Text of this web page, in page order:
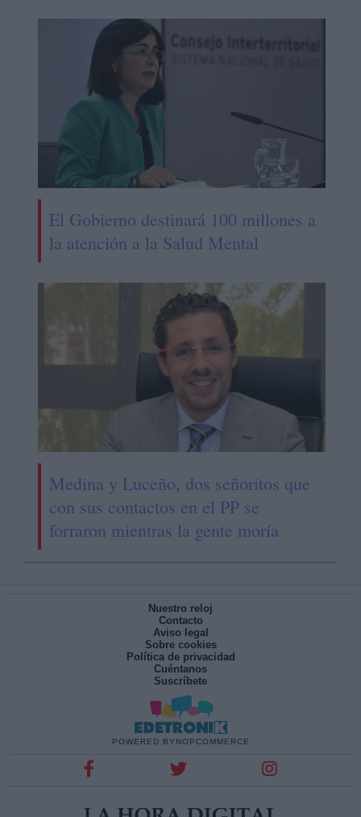
El Gobierno destinará 100 millones a
la atención a la Salud Mental
Medina y Luceño, dos señoritos que
con sus contactos en el PP se
forraron mientras la gente moría
Nuestro reloj
Contacto
Aviso legal
Sobre cookies
Política de privacidad
Cuéntanos
Suscríbete
POWERED BY NOPCOMMERCE